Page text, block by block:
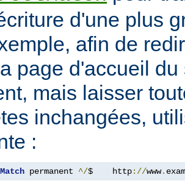
d'une plus
afin de
page d'accueil
mais laisser
inchangées,
:
permanent ^/$    http://www.